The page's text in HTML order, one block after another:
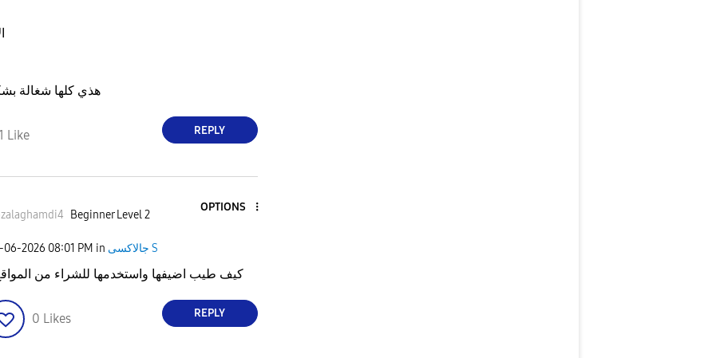
هذي كلها شغالة
Like REPLY
Beginner Level 2
OPTIONS
06-2026 08:01 PM in جالاكسى S
كيف طيب اضيفها واستخدمها للشراء من
0 Likes REPLY